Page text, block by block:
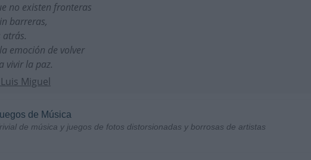
no existen fronteras
barreras,
atrás.
emoción de volver
vivir la paz.
Miguel
de Música
de música y juegos de fotos distorsionadas y borrosas de artistas